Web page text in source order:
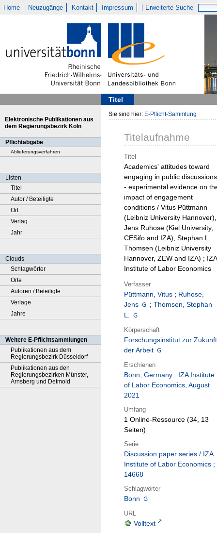
Home Neuzugänge Kontakt Impressum Erweiterte Suche
Titel
Elektronische Publikationen aus
dem Regierungsbezirk Köln
Pflichtabgabe
Ablieferungsverfahren
Listen
Titel
Autor / Beteiligte
Ort
Verlag
Jahr
Clouds
Schlagwörter
Orte
Autoren / Beteiligte
Verlage
Jahre
Weitere E-Pflichtsammlungen
Publikationen aus dem
Regierungsbezirk Düsseldorf
Publikationen aus den
Regierungsbezirken Münster,
Arnsberg und Detmold
Sie sind hier: E-Pflicht-Sammlung
Titelaufnahme
Titel
Academics' attitudes toward
engaging in public discussions
- experimental evidence on
impact of engagement
conditions / Vitus Püttmann
(Leibniz University Hannover),
Jens Ruhose (Kiel University,
CESifo and IZA), Stephan L.
Thomsen (Leibniz University
Hannover, ZEW and IZA) ; IZA
Institute of Labor Economics
Verfasser
Püttmann, Vitus ; Ruhose,
Jens
; Thomsen, Stephan
L.
Körperschaft
Forschungsinstitut zur Zukunft
der Arbeit
Erschienen
Bonn, Germany : IZA Institute
of Labor Economics, August
2021
Umfang
1 Online-Ressource (34, 13
Seiten)
Serie
Discussion paper series / IZA
Institute of Labor Economics ;
14668
Schlagwörter
Bonn
URL
Volltext